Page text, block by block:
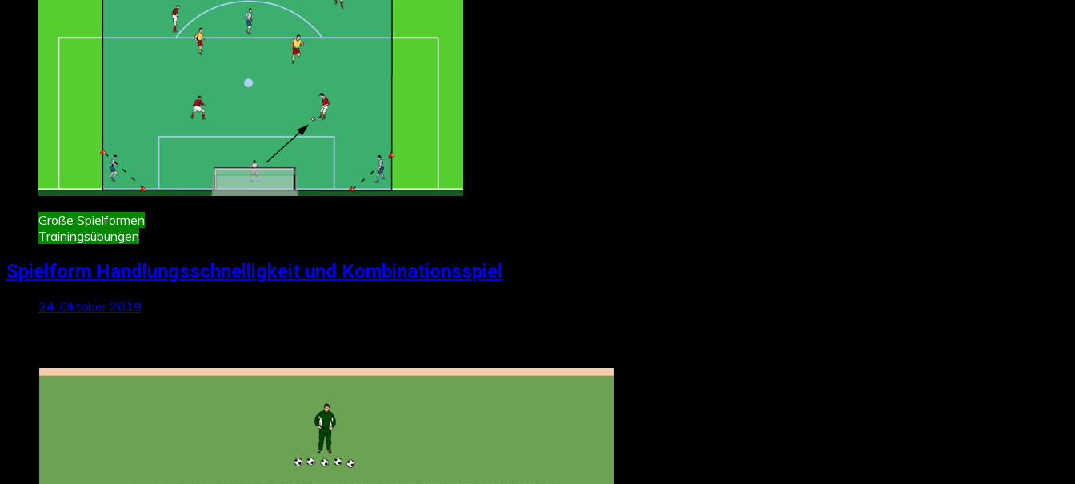
Große Spielformen
Trainingsübungen
Spielform Handlungsschnelligkeit und Kombinationsspiel
24. Oktober 2019